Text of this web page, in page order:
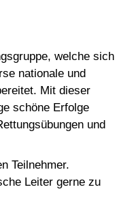
welche sich
nationale und
Mit dieser
schöne Erfolge
und
Teilnehmer.
Leiter gerne zu